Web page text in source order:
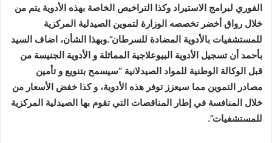
الفوري لبرامج الاستيراد وكذا التراخيص الخاصة بهذه الأدوية يتم من
خلال رواق أخضر تخصصه الوزارة لتموين الصيدلية المركزية
للمستشفيات بالأدوية المضادة للسرطان”.وبهذا الشأن، اضاف السيد
بأحمد أن تسجيل الأدوية البيوعلاجية المماثلة و الأدوية الجنيسة من
قبل الوكالة الوطنية للمواد الصيدلانية “سيسمح بتنويع و تأمين
مصادر التموين مما سيعزز توفر هذه الأدوية، و كذا خفض الأسعار من
خلال المنافسة في إطار المناقصات التي تقوم بها الصيدلية المركزية
للمستشفيات”.